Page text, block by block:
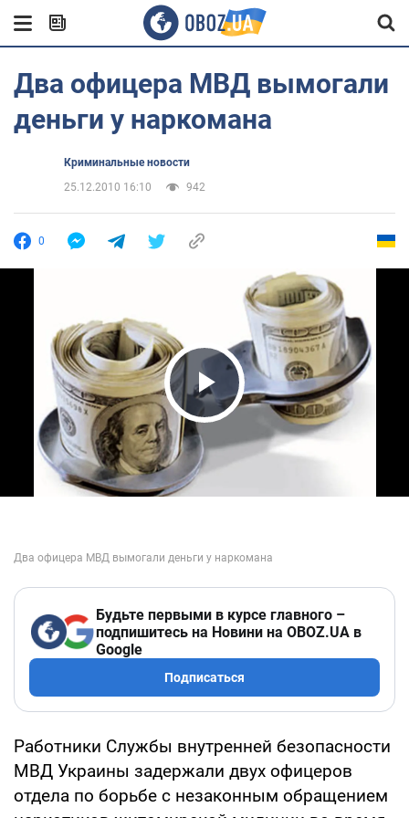
Два офицера МВД вымогали
деньги у наркомана
Криминальные новости
25.12.2010 16:10
942
0
Play Video
Будьте первыми в курсе главного –
подпишитесь на Новини на OBOZ.UA в
Google
Подписаться
Работники Службы внутренней безопасности
МВД Украины задержали двух офицеров
отдела по борьбе с незаконным обращением